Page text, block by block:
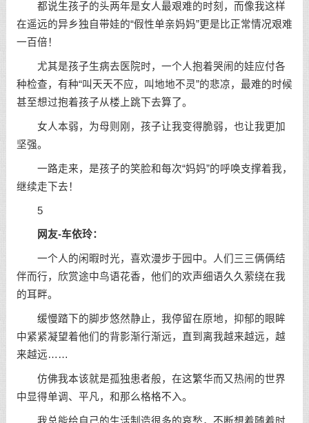
都说生孩子的头两年是女人最艰难的时刻，而像我这样
在遥远的异乡独自带娃的“假性单亲妈妈”更是比正常情况艰难
一百倍！
尤其是孩子生病去医院时，一个人抱着哭闹的娃应付各
种检查，有种“叫天天不应，叫地地不灵”的悲凉，最难的时候
甚至想过抱着孩子从楼上跳下去算了。
女人本弱，为母则刚，孩子让我变得脆弱，也让我更加
坚强。
一路走来，是孩子的笑脸和每次“妈妈”的呼唤支撑着我，
继续走下去！
5
网友-车依玲：
一个人的闲暇时光，喜欢漫步于园中。人们三三俩俩结
伴而行，欣赏途中鸟语花香，他们的欢声细语久久萦绕在我
的耳畔。
缓慢踏下的脚步悠然静止，我停留在原地，抑郁的眼眸
中紧紧凝望着他们的背影渐行渐远，直到离我越来越远，越
来越远……
仿佛我本该就是孤独患者般，在这繁华而又热闹的世界
中显得单调、平凡，和那么格格不入。
我总能给自己的生活制造很多的哀愁，不断想着随着时